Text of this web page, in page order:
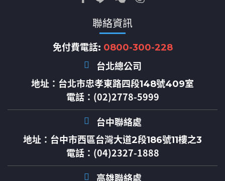
聯絡資訊
免付費電話: 0800-300-228
台北總公司
地址： 台北市忠孝東路四段148號409室
電話：(02)2778-5999
台中聯絡處
地址： 台中市西區台灣大道2段186號11樓之3
電話：(04)2327-1888
高雄聯絡處